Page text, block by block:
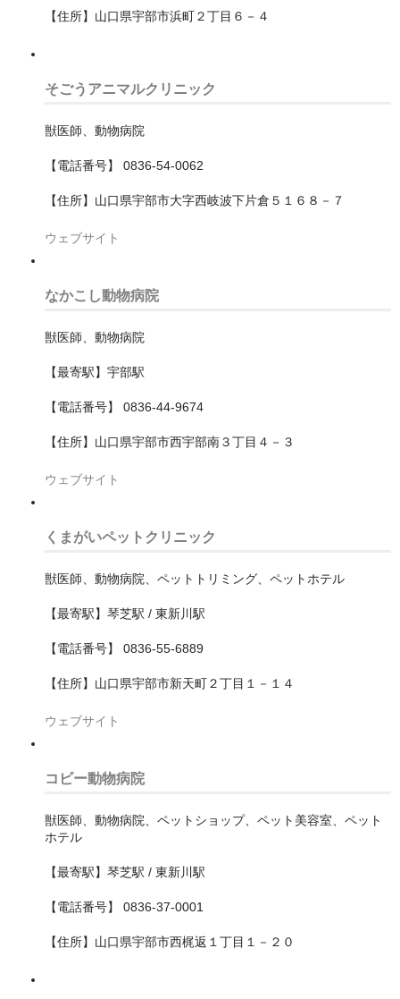
大阪市城東区
大阪市天王寺区
大阪市平野区
大阪市旭区
大阪市東住吉区
大阪市東成区
大阪市西区
大阪市西成区
大阪市西淀川区
大阪市都島区
大阪市阿倍野区
大阪市鶴見区
大阪狭山市
富田林市
寝屋川市
【住所】山口県宇部市浜町２丁目６－４
そごうアニマルクリニック
獣医師、動物病院
【電話番号】 0836-54-0062
【住所】山口県宇部市大字西岐波下片倉５１６８－７
ウェブサイト
なかこし動物病院
獣医師、動物病院
【最寄駅】宇部駅
【電話番号】 0836-44-9674
【住所】山口県宇部市西宇部南３丁目４－３
ウェブサイト
くまがいペットクリニック
獣医師、動物病院、ペットトリミング、ペットホテル
【最寄駅】琴芝駅 / 東新川駅
【電話番号】 0836-55-6889
【住所】山口県宇部市新天町２丁目１－１４
ウェブサイト
コビー動物病院
獣医師、動物病院、ペットショップ、ペット美容室、ペット
ホテル
【最寄駅】琴芝駅 / 東新川駅
【電話番号】 0836-37-0001
【住所】山口県宇部市西梶返１丁目１－２０